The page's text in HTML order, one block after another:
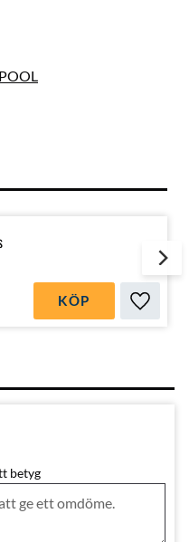
Lägg
KÖP
betyg